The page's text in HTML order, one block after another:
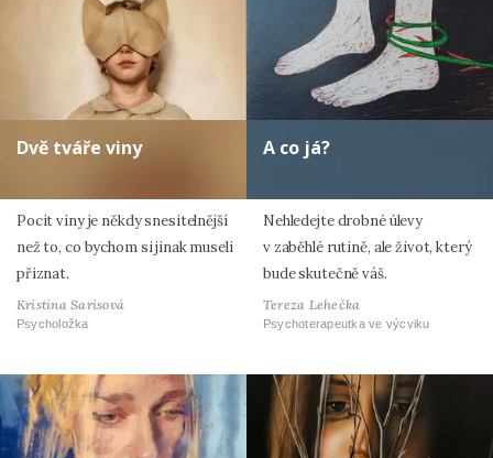
Dvě tváře viny
Pocit viny je někdy snesitelnější
než to, co bychom si jinak museli
přiznat.
Kristina Sarisová
Psycholožka
A co já?
Nehledejte drobné úlevy
v zaběhlé rutině, ale život, který
bude skutečně váš.
Tereza Lehečka
Psychoterapeutka ve výcviku